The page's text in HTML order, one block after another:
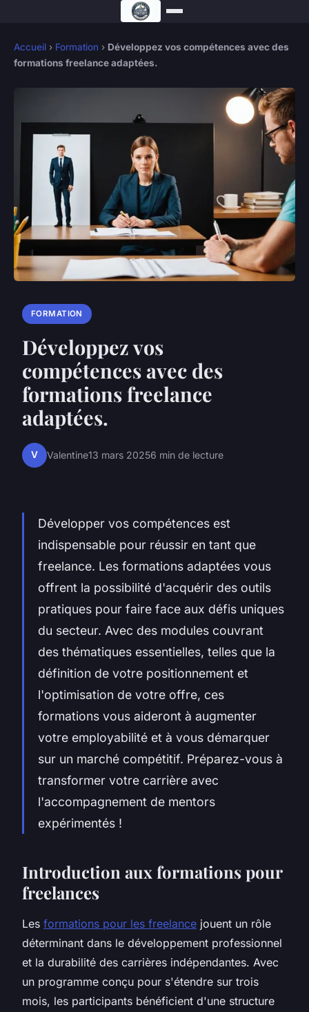
Accueil › Formation › Développez vos compétences avec des
formations freelance adaptées.
FORMATION
Développez vos
compétences avec des
formations freelance
adaptées.
V Valentine13 mars 20256 min de lecture
Développer vos compétences est
indispensable pour réussir en tant que
freelance. Les formations adaptées vous
offrent la possibilité d'acquérir des outils
pratiques pour faire face aux défis uniques
du secteur. Avec des modules couvrant
des thématiques essentielles, telles que la
définition de votre positionnement et
l'optimisation de votre offre, ces
formations vous aideront à augmenter
votre employabilité et à vous démarquer
sur un marché compétitif. Préparez-vous à
transformer votre carrière avec
l'accompagnement de mentors
expérimentés !
Introduction aux formations pour
freelances
Les formations pour les freelance jouent un rôle
déterminant dans le développement professionnel
et la durabilité des carrières indépendantes. Avec
un programme conçu pour s'étendre sur trois
mois, les participants bénéficient d'une structure